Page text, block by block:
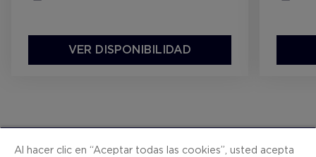
VER DISPONIBILIDAD
Al hacer clic en “Aceptar todas las cookies”, usted acepta